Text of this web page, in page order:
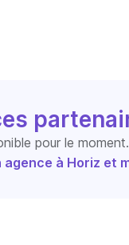
pour le moment.
à Horiz et